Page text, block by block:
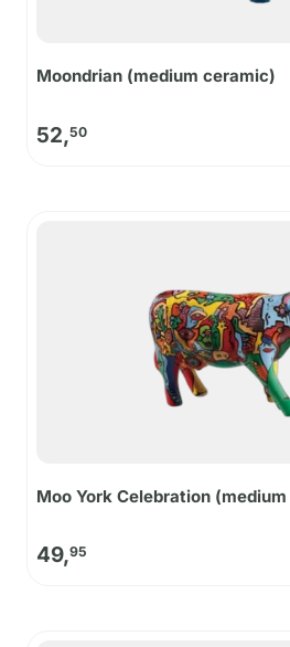
Moondrian (medium ceramic)
52,50
Moo York Celebration
49,95